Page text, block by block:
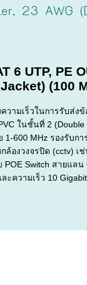
23 AWG
6 UTP, PE
(100
ามเร็วในการรับส่ง
ในชั้นที่ 2 (Double
600 MHz รองรับก
ล้องวงจรปิด (cctv)
Switch สายแล
ะความเร็ว 10